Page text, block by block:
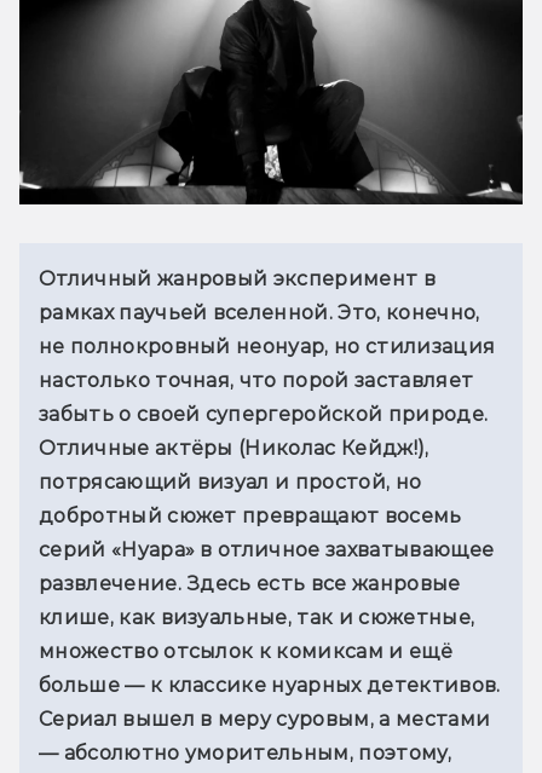
Отличный жанровый эксперимент в
рамках паучьей вселенной. Это, конечно,
не полнокровный неонуар, но стилизация
настолько точная, что порой заставляет
забыть о своей супергеройской природе.
Отличные актёры (Николас Кейдж!),
потрясающий визуал и простой, но
добротный сюжет превращают восемь
серий «Нуара» в отличное захватывающее
развлечение. Здесь есть все жанровые
клише, как визуальные, так и сюжетные,
множество отсылок к комиксам и ещё
больше — к классике нуарных детективов.
Сериал вышел в меру суровым, а местами
— абсолютно уморительным, поэтому,